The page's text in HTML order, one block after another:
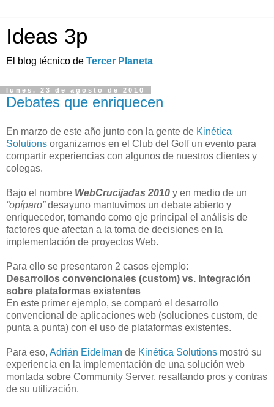
Ideas 3p
El blog técnico de Tercer Planeta
lunes, 23 de agosto de 2010
Debates que enriquecen
En marzo de este año junto con la gente de Kinética
Solutions organizamos en el Club del Golf un evento para
compartir experiencias con algunos de nuestros clientes y
colegas.
Bajo el nombre WebCrucijadas 2010 y en medio de un
“opíparo”desayuno mantuvimos un debate abierto y
enriquecedor, tomando como eje principal el análisis de
factores que afectan a la toma de decisiones en la
implementación de proyectos Web.
Para ello se presentaron 2 casos ejemplo:
Desarrollos convencionales (custom) vs. Integración
sobre plataformas existentes
En este primer ejemplo, se comparó el desarrollo
convencional de aplicaciones web (soluciones custom, de
punta a punta) con el uso de plataformas existentes.
Para eso, Adrián Eidelman de Kinética Solutions mostró su
experiencia en la implementación de una solución web
montada sobre Community Server, resaltando pros y contras
de su utilización.